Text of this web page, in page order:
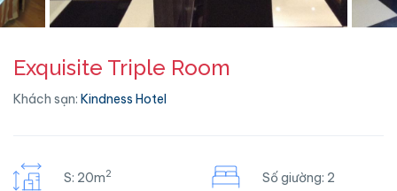
Exquisite Triple Room
Khách sạn: Kindness Hotel
S: 20m2 Số giường: 2